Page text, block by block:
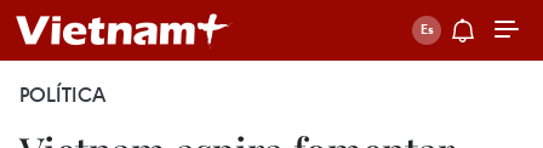
POLÍTICA